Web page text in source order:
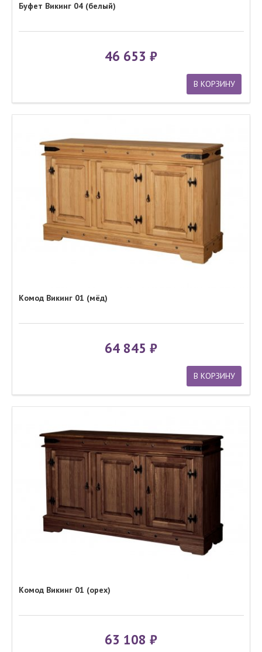
Буфет Викинг 04 (белый)
46 653
В КОРЗИНУ
Комод Викинг 01 (мёд)
64 845
В КОРЗИНУ
Комод Викинг 01 (орех)
63 108